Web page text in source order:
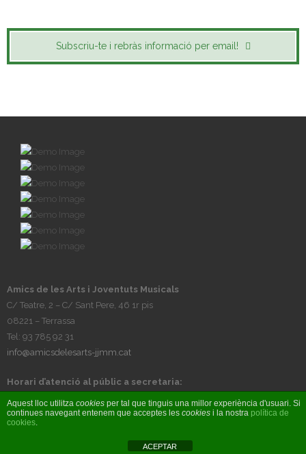
Subscriu-te i rebràs informació per email!
Amics de les Arts i Joventuts Musicals
C/ Teatre, 2 – C/ Sant Pere, 46 1r pis
08221 – Terrassa
Tel: 93 785 92 31
info@amicsdelesarts-jjmm.cat
Horari d’atenció al públic a secretaria:
Tardes, de dilluns a divendres, de 17h a 20h
© Amics de les Arts i Joventuts Musicals 2017 - Fet per
Aquest lloc utilitza cookies per tal que tinguis una millor experiència d'usuari. Si
continues navegant entenem que acceptes les cookies i la nostra política de
cookies.
ACEPTAR